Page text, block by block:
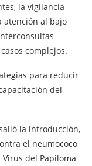
la vigilancia
atención al bajo
complejos.
para reducir
del
la introducción,
el neumococo
del Papiloma